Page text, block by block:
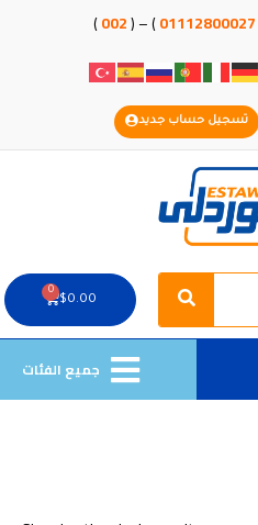
01112800027
) – (
002
)
تسجيل حساب جديد
Search
$0.00
0
Cart
جميع الفئات